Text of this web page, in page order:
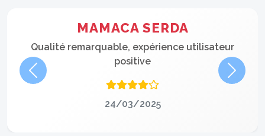
MAMACA SERDA
Qualité remarquable, expérience utilisateur
positive
24/03/2025
Précédent